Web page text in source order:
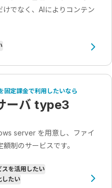
でなく、AIによりコンテン
固定課金で利用したいなら
ーバ type3
server を用意し、ファイ
制のサービスです。
スを活用したい
したい